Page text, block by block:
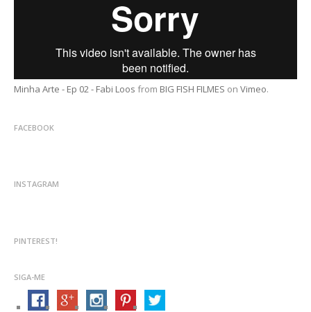
Minha Arte - Ep 02 - Fabi Loos from BIG FISH FILMES on Vimeo.
FACEBOOK
INSTAGRAM
PINTEREST!
SIGA-ME